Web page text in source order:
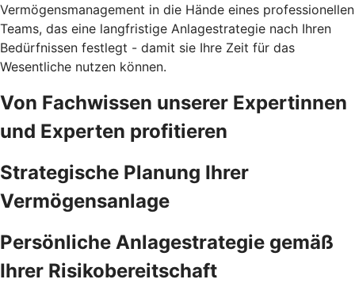
Vermögensmanagement in die Hände eines professionellen
Teams, das eine langfristige Anlagestrategie nach Ihren
Bedürfnissen festlegt - damit sie Ihre Zeit für das
Wesentliche nutzen können.
Von Fachwissen unserer Expertinnen
und Experten profitieren
Strategische Planung Ihrer
Vermögensanlage
Persönliche Anlagestrategie gemäß
Ihrer Risikobereitschaft